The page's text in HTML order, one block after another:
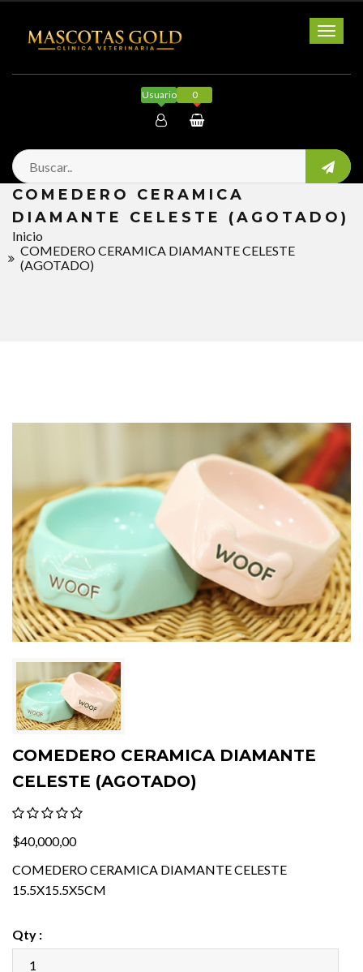
Usuario
Salir
0
COMEDERO CERAMICA
DIAMANTE CELESTE (AGOTADO)
Inicio
COMEDERO CERAMICA DIAMANTE CELESTE
(AGOTADO)
COMEDERO CERAMICA DIAMANTE
CELESTE (AGOTADO)
$40,000,00
COMEDERO CERAMICA DIAMANTE CELESTE
15.5X15.5X5CM
Qty :